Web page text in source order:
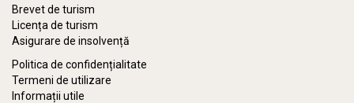
Brevet de turism
Licența de turism
Asigurare de insolvență
Politica de confidențialitate
Termeni de utilizare
Informații utile